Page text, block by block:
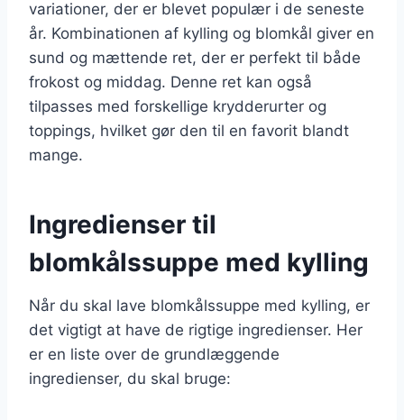
variationer, der er blevet populær i de seneste
år. Kombinationen af kylling og blomkål giver en
sund og mættende ret, der er perfekt til både
frokost og middag. Denne ret kan også
tilpasses med forskellige krydderurter og
toppings, hvilket gør den til en favorit blandt
mange.
Ingredienser til
blomkålssuppe med kylling
Når du skal lave blomkålssuppe med kylling, er
det vigtigt at have de rigtige ingredienser. Her
er en liste over de grundlæggende
ingredienser, du skal bruge: